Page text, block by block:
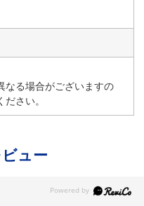
なる場合がございますの
さい。
ュー